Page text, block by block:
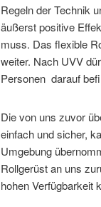
Regeln der Technik
äußerst positive
muss. Das flexible
weiter. Nach UVV
Personen darauf
Die von uns zuvor
einfach und sicher,
Umgebung
Rollgerüst an uns
hohen Verfügbarkeit